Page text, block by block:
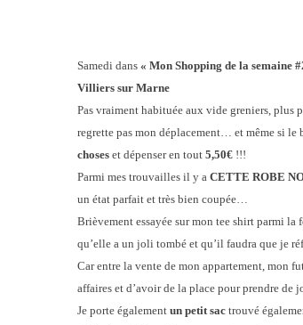
Samedi dans « Mon Shopping de la semaine
Villiers sur Marne
Pas vraiment habituée aux vide greniers, plus
regrette pas mon déplacement… et même si le
choses et dépenser en tout 5,50€ !!!
Parmi mes trouvailles il y a CETTE ROBE
un état parfait et très bien coupée…
Brièvement essayée sur mon tee shirt parmi la
qu’elle a un joli tombé et qu’il faudra que je
Car entre la vente de mon appartement, mon
affaires et d’avoir de la place pour prendre
Je porte également un petit sac trouvé